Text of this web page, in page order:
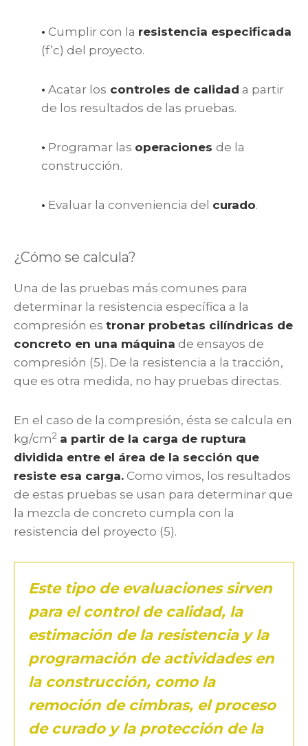
• Cumplir con la resistencia especificada
(f’c) del proyecto.
• Acatar los controles de calidad a partir
de los resultados de las pruebas.
• Programar las operaciones de la
construcción.
• Evaluar la conveniencia del curado.
¿Cómo se calcula?
Una de las pruebas más comunes para
determinar la resistencia específica a la
compresión es tronar probetas cilíndricas de
concreto en una máquina de ensayos de
compresión (5). De la resistencia a la tracción,
que es otra medida, no hay pruebas directas.
En el caso de la compresión, ésta se calcula en
kg/cm2 a partir de la carga de ruptura
dividida entre el área de la sección que
resiste esa carga. Como vimos, los resultados
de estas pruebas se usan para determinar que
la mezcla de concreto cumpla con la
resistencia del proyecto (5).
Este tipo de evaluaciones sirven
para el control de calidad, la
estimación de la resistencia y la
programación de actividades en
la construcción, como la
remoción de cimbras, el proceso
de curado y la protección de la